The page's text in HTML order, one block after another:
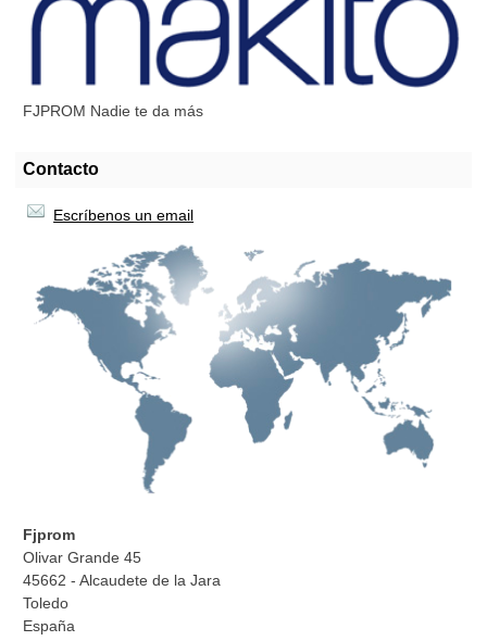
FJPROM Nadie te da más
Contacto
Escríbenos un email
Fjprom
Olivar Grande 45
45662 - Alcaudete de la Jara
Toledo
España